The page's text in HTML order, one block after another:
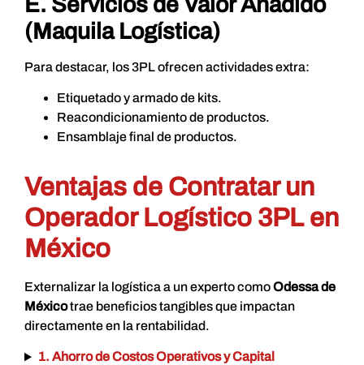
(Maquila Logística)
Para destacar, los 3PL ofrecen actividades extra:
Etiquetado y armado de kits.
Reacondicionamiento de productos.
Ensamblaje final de productos.
Ventajas de Contratar un
Operador Logístico 3PL en
México
Externalizar la logística a un experto comoOdessa de
Méxicotrae beneficios tangibles que impactan
directamente en la rentabilidad.
1. Ahorro de Costos Operativos y Capital